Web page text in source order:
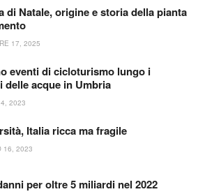
di Natale, origine e storia della pianta
17, 2025
eventi di cicloturismo lungo i
delle acque in Umbria
2023
Italia ricca ma fragile
16, 2023
per oltre 5 miliardi nel 2022